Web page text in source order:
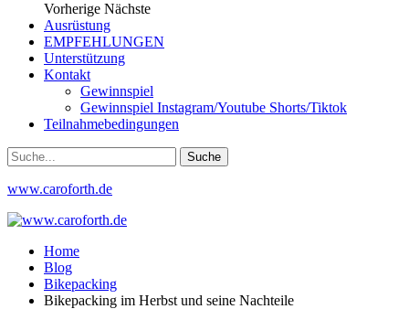
Vorherige Nächste
Ausrüstung
EMPFEHLUNGEN
Unterstützung
Kontakt
Gewinnspiel
Gewinnspiel Instagram/Youtube Shorts/Tiktok
Teilnahmebedingungen
www.caroforth.de
Home
Blog
Bikepacking
Bikepacking im Herbst und seine Nachteile